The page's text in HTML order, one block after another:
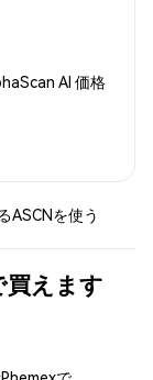
AI 価格
ASCNを使う
えます